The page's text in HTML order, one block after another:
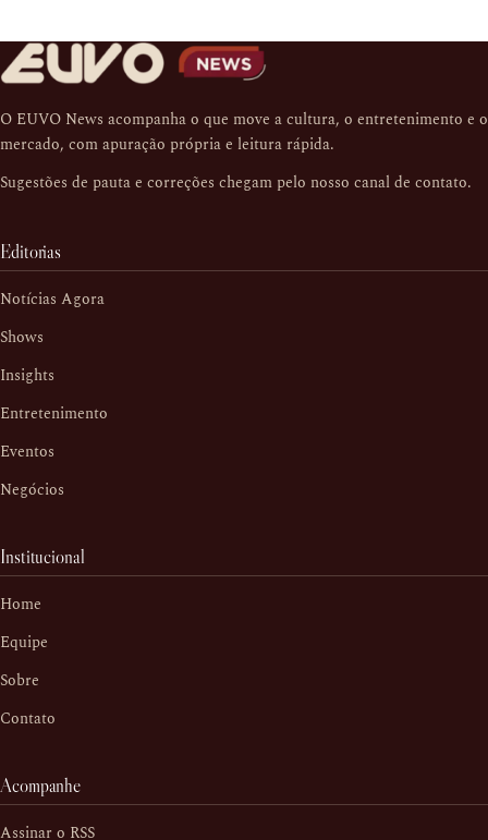
O EUVO News acompanha o que move a cultura, o entretenimento e o
mercado, com apuração própria e leitura rápida.
Sugestões de pauta e correções chegam pelo nosso canal de contato.
Editorias
Notícias Agora
Shows
Insights
Entretenimento
Eventos
Negócios
Institucional
Home
Equipe
Sobre
Contato
Acompanhe
Assinar o RSS